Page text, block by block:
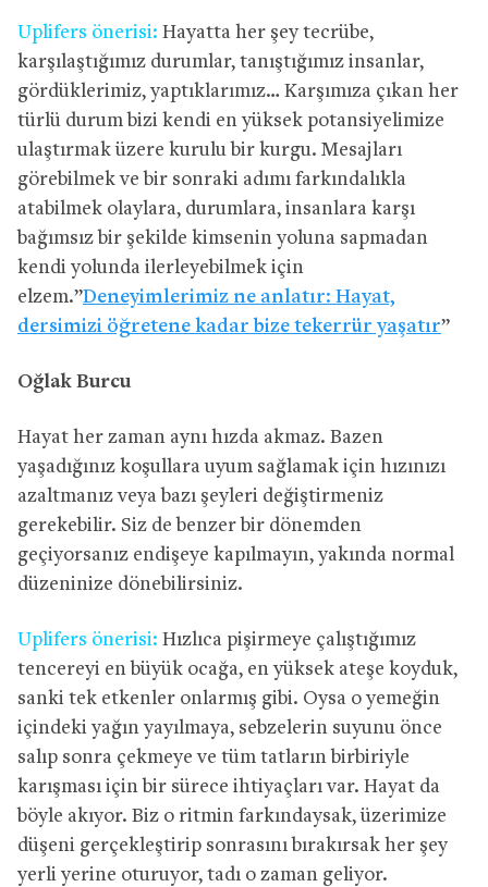
Uplifers önerisi: Hayatta her şey tecrübe,
karşılaştığımız durumlar, tanıştığımız insanlar,
gördüklerimiz, yaptıklarımız… Karşımıza çıkan her
türlü durum bizi kendi en yüksek potansiyelimize
ulaştırmak üzere kurulu bir kurgu. Mesajları
görebilmek ve bir sonraki adımı farkındalıkla
atabilmek olaylara, durumlara, insanlara karşı
bağımsız bir şekilde kimsenin yoluna sapmadan
kendi yolunda ilerleyebilmek için
elzem.”Deneyimlerimiz ne anlatır: Hayat,
dersimizi öğretene kadar bize tekerrür yaşatır”
Oğlak Burcu
Hayat her zaman aynı hızda akmaz. Bazen
yaşadığınız koşullara uyum sağlamak için hızınızı
azaltmanız veya bazı şeyleri değiştirmeniz
gerekebilir. Siz de benzer bir dönemden
geçiyorsanız endişeye kapılmayın, yakında normal
düzeninize dönebilirsiniz.
Uplifers önerisi: Hızlıca pişirmeye çalıştığımız
tencereyi en büyük ocağa, en yüksek ateşe koyduk,
sanki tek etkenler onlarmış gibi. Oysa o yemeğin
içindeki yağın yayılmaya, sebzelerin suyunu önce
salıp sonra çekmeye ve tüm tatların birbiriyle
karışması için bir sürece ihtiyaçları var. Hayat da
böyle akıyor. Biz o ritmin farkındaysak, üzerimize
düşeni gerçekleştirip sonrasını bırakırsak her şey
yerli yerine oturuyor, tadı o zaman geliyor.